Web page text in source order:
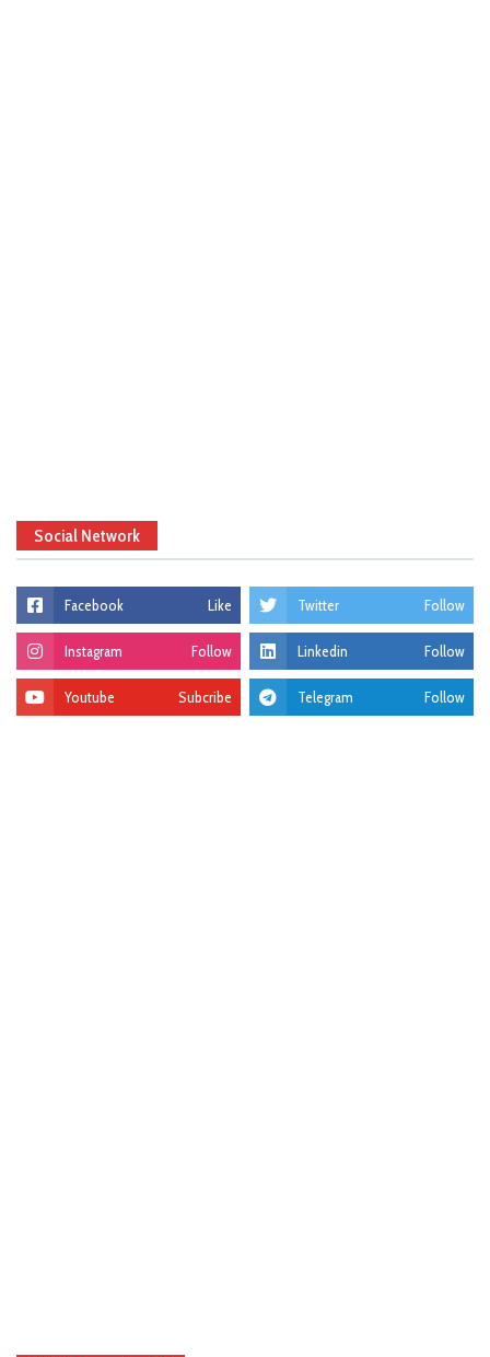
Social Network
Facebook Like Twitter Follow
Instagram Follow Linkedin Follow
Youtube Subcribe Telegram Follow